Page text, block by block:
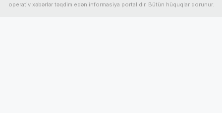
operativ xəbərlər təqdim edən informasiya portalıdır. Bütün hüquqlar qorunur.